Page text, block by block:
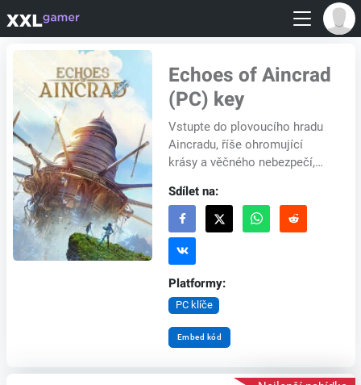
Echoes of Aincrad
(PC) key
Vstupte do plovoucího hradu
Aincradu, říše ohromující
krásy a věčného nebezpečí,
vaším posledním. Ponořte se
do tohoto záhadn...
Sdílet na:
Platformy:
PC klíče
Embed kód